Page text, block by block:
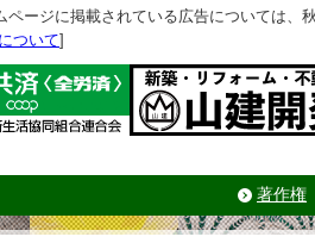
ページに掲載されている広告については、
ついて]
著作権